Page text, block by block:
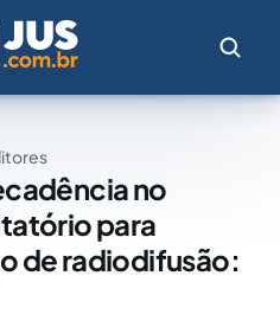
no
para
de radiodifusão: